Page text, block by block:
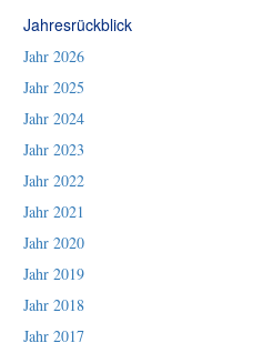
Jahresrückblick
Jahr 2026
Jahr 2025
Jahr 2024
Jahr 2023
Jahr 2022
Jahr 2021
Jahr 2020
Jahr 2019
Jahr 2018
Jahr 2017